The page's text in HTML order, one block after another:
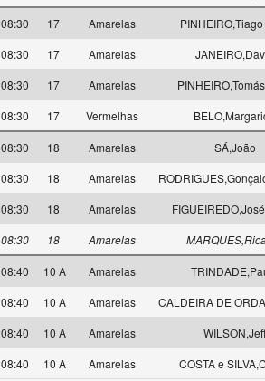
08:30 17 Amarelas
08:30
17 Amarelas
08:30
17 Amarelas
08:30
17 Vermelhas
08:30 18 Amarelas
SÁ,João
08:30
18 Amarelas
08:30
18 Amarelas
08:30
18 Amarelas
08:40 10 A Amarelas
08:40
10 A Amarelas
CALDEIRA DE
08:40
10 A Amarelas
WILSON,Jeff
08:40
10 A Amarelas COSTA e